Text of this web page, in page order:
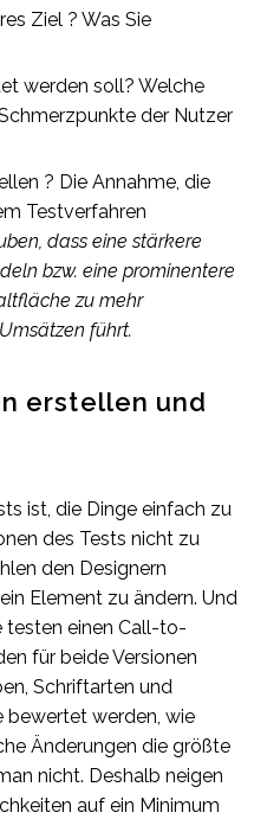
Ziel ? Was Sie
werden soll? Welche
der Nutzer
? Die Annahme, die
Testverfahren
dass eine stärkere
bzw. eine prominentere
zu mehr
führt.
erstellen und
ist, die Dinge einfach zu
des Tests nicht zu
den Designern
Element zu ändern. Und
testen einen Call-to-
für beide Versionen
Schriftarten und
bewertet werden, wie
Änderungen die größte
nicht. Deshalb neigen
auf ein Minimum